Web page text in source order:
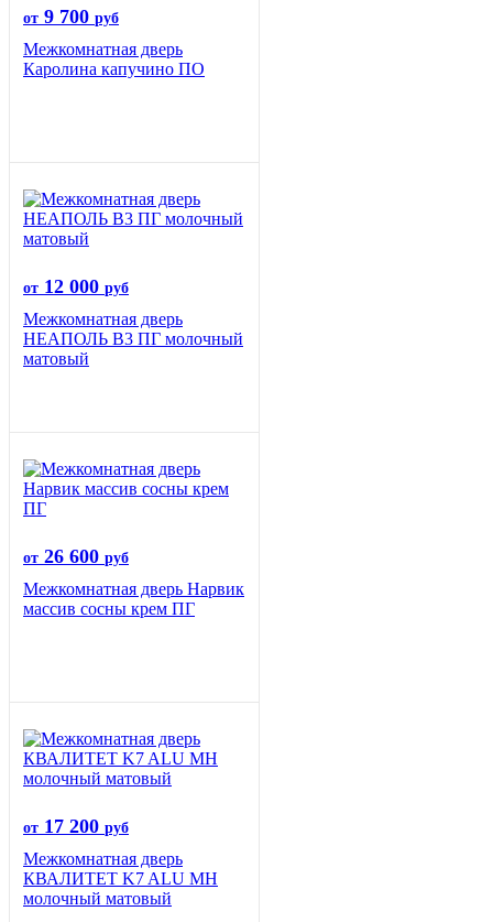
от 9 700 руб
Межкомнатная дверь
Каролина капучино ПО
от 12 000 руб
Межкомнатная дверь
НЕАПОЛЬ В3 ПГ молочный
матовый
от 26 600 руб
Межкомнатная дверь Нарвик
массив сосны крем ПГ
от 17 200 руб
Межкомнатная дверь
КВАЛИТЕТ K7 ALU MH
молочный матовый